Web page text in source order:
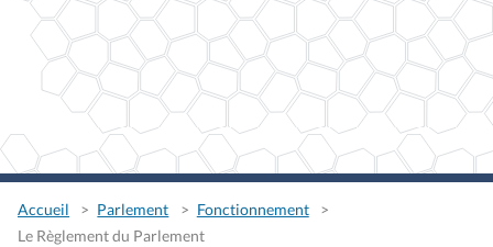
Accueil Parlement
Fonctionnement
Le Règlement du Parlement